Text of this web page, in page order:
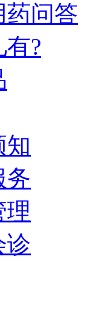
药问答
?
知
务
理
诊